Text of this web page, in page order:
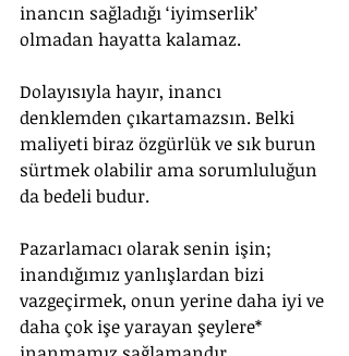
inancın sağladığı ‘iyimserlik’
olmadan hayatta kalamaz.
Dolayısıyla hayır, inancı
denklemden çıkartamazsın. Belki
maliyeti biraz özgürlük ve sık burun
sürtmek olabilir ama sorumluluğun
da bedeli budur.
Pazarlamacı olarak senin işin;
inandığımız yanlışlardan bizi
vazgeçirmek, onun yerine daha iyi ve
daha çok işe yarayan şeylere*